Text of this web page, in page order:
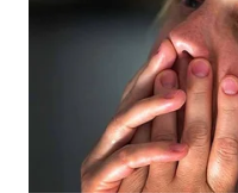
SUKABUMI
PURWAKARTA
WN